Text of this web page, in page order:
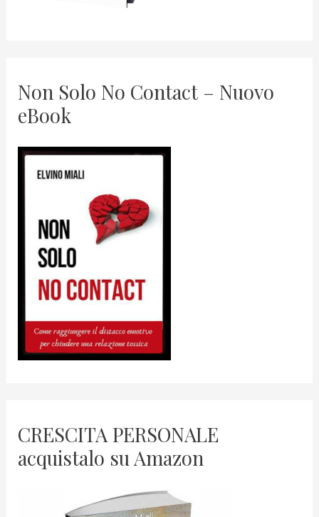
Non Solo No Contact – Nuovo
eBook
CRESCITA PERSONALE
acquistalo su Amazon